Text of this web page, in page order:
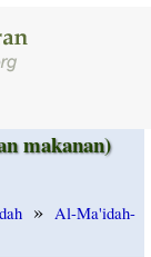
makanan)
» Al-Ma'idah-